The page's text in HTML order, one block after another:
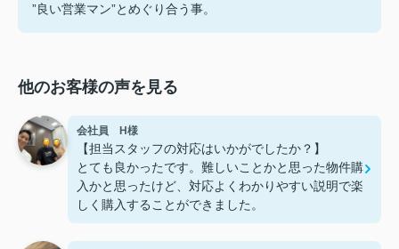
”良い営業マン”とめぐり合う事。
他のお客様の声を見る
会社員 H様
【担当スタッフの対応はいかがでしたか？】
とても良かったです。難しいことかと思った物件購
入かと思ったけど、対応よくわかりやすい説明で楽
しく購入することができました。